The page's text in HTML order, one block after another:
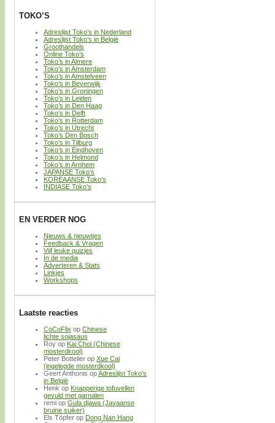
TOKO’S
Adreslijst Toko’s in Nederland
Adreslijst Toko’s in België
Groothandels
Online Toko’s
Toko’s in Almere
Toko’s in Amsterdam
Toko’s in Amstelveen
Toko’s in Beverwijk
Toko’s in Groningen
Toko’s in Leiden
Toko’s in Den Haag
Toko’s in Delft
Toko’s in Rotterdam
Toko’s in Utrecht
Toko’s Den Bosch
Toko’s in Tilburg
Toko’s in Eindhoven
Toko’s in Helmond
Toko’s in Arnhem
JAPANSE Toko’s
KOREAANSE Toko’s
INDIASE Toko’s
EN VERDER NOG
Nieuws & nieuwtjes
Feedback & Vragen
Vijf leuke quizjes
In de media
Adverteren & Stats
Linkjes
Workshops
Laatste reacties
CoCoFlix op Chinese
lichte sojasaus
Roy op Kai Choi (Chinese
mosterdkool)
Peter Bottelier op Xue Cai
(ingelegde mosterdkool)
Geert Anthonis opAdreslijst Toko’s
in België
Henk op Knapperige tofuvellen
gevuld met garnalen
remi op Gula djawa (Javaanse
bruine suiker)
Els Töpfer op Dong Nan Hang